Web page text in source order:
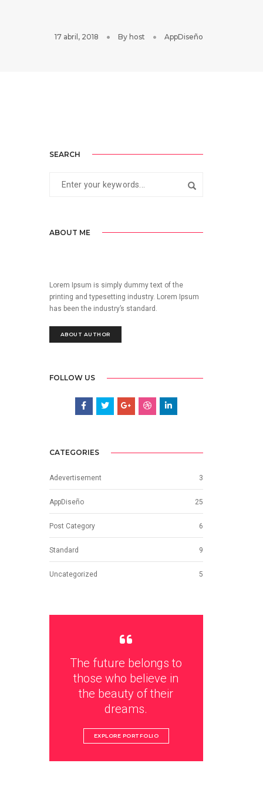
17 abril, 2018 By host AppDiseño
SEARCH
ABOUT ME
Lorem Ipsum is simply dummy text of the
printing and typesetting industry. Lorem Ipsum
has been the industry’s standard.
ABOUT AUTHOR
FOLLOW US
CATEGORIES
Adevertisement 3
AppDiseño 25
Post Category 6
Standard 9
Uncategorized 5
The future belongs to
those who believe in
the beauty of their
dreams.
EXPLORE PORTFOLIO